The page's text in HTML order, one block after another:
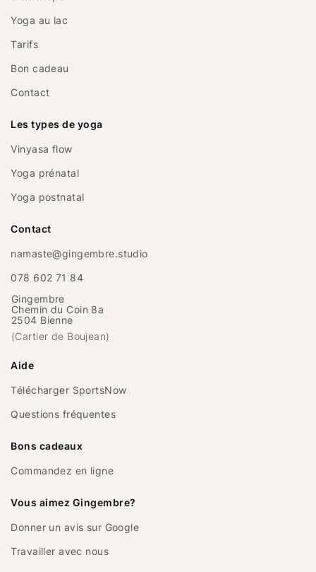
Yoga au lac
Tarifs
Bon cadeau
Contact
Les types de yoga
Vinyasa flow
Yoga prénatal
Yoga postnatal
Contact
namaste@gingembre.studio
078 602 71 84
Gingembre
Chemin du Coin 8a
2504 Bienne
(Cartier de Boujean)
Aide
Télécharger SportsNow
Questions fréquentes
Bons cadeaux
Commandez en ligne
Vous aimez Gingembre?
Donner un avis sur Google
Travailler avec nous